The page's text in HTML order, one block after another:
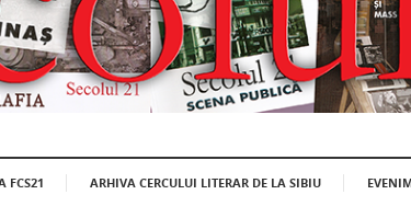
FCS21 ARHIVA CERCULUI LITERAR DE LA SIBIU